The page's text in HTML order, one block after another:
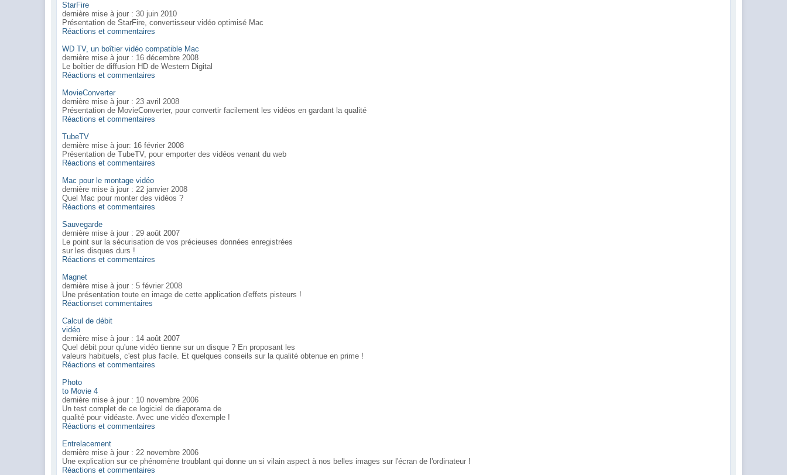
StarFire
dernière mise à jour : 30 juin 2010
Présentation de StarFire, convertisseur vidéo optimisé Mac
Réactions et commentaires
WD TV, un boîtier vidéo compatible Mac
dernière mise à jour : 16 décembre 2008
Le boîtier de diffusion HD de Western Digital
Réactions et commentaires
MovieConverter
dernière mise à jour : 23 avril 2008
Présentation de MovieConverter, pour convertir facilement les vidéos en gardant la qualité
Réactions et commentaires
TubeTV
dernière mise à jour: 16 février 2008
Présentation de TubeTV, pour emporter des vidéos venant du web
Réactions et commentaires
Mac pour le montage vidéo
dernière mise à jour : 22 janvier 2008
Quel Mac pour monter des vidéos ?
Réactions et commentaires
Sauvegarde
dernière mise à jour : 29 août 2007
Le point sur la sécurisation de vos précieuses données enregistrées
sur les disques durs !
Réactions et commentaires
Magnet
dernière mise à jour : 5 février 2008
Une présentation toute en image de cette application d'effets pisteurs !
Réactionset commentaires
Calcul de débit
vidéo
dernière mise à jour : 14 août 2007
Quel débit pour qu'une vidéo tienne sur un disque ? En proposant les
valeurs habituels, c'est plus facile. Et quelques conseils sur la qualité obtenue en prime !
Réactions et commentaires
Photo
to Movie 4
dernière mise à jour : 10 novembre 2006
Un test complet de ce logiciel de diaporama de
qualité pour vidéaste. Avec une vidéo d'exemple !
Réactions et commentaires
Entrelacement
dernière mise à jour : 22 novembre 2006
Une explication sur ce phénomène troublant qui donne un si vilain aspect à nos belles images sur l'écran de l'ordinateur !
Réactions et commentaires